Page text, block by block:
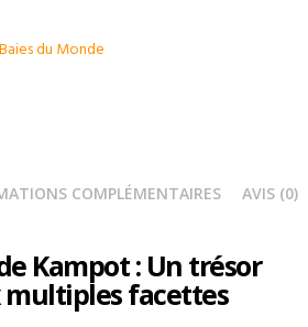
du Monde
COMPLÉMENTAIRES AVIS (0)
Kampot : Un trésor
facettes